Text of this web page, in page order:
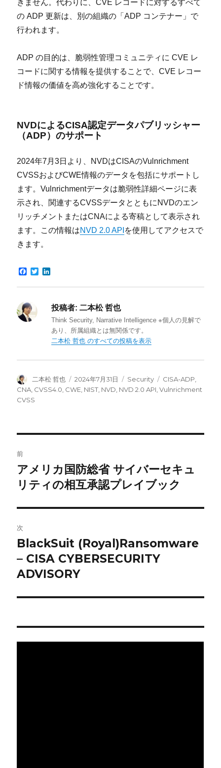
きません。代わりに、CVE レコードに対するすべて
の ADP 更新は、別の組織の「ADP コンテナー」で
行われます。
ADP の目的は、脆弱性管理コミュニティに CVE レ
コードに関する情報を提供することで、CVE レコー
ド情報の価値を高め強化することです。
NVDによるCISA認定データパブリッシャー
（ADP）のサポート
2024年7月3日より、NVDはCISAのVulnrichment
CVSSおよびCWE情報のデータを包括にサポートし
ます。Vulnrichmentデータは脆弱性詳細ページに表
示され、関連するCVSSデータとともにNVDのエン
リッチメントまたはCNAによる寄稿として表示され
ます。この情報はNVD 2.0 API を使用してアクセスで
きます。
F
c
b
o
o
i
n
e
d
I
n
投稿者: 二本松 哲也
Think Security, Narrative Intelligence ※個人の見解で
あり、所属組織とは無関係です。
二本松 哲也 のすべての投稿を表示
投
稿
者
二本松 哲也
投
稿
2024年7月31日
カ
テ
Security
タ
グ
CISA-ADP,
CNA, CVSS4.0, CWE, NIST, NVD, NVD 2.0 API,Vulnrichment
CVSS
稿
ナ
ビ
ゲ
ー
シ
前
前
の
稿:
アメリカ国防総省 サイバーセキュ
リティの相互承認プレイブック
次
次
の
投
BlackSuit (Royal)Ransomware
– CISA CYBERSECURITY
ADVISORY